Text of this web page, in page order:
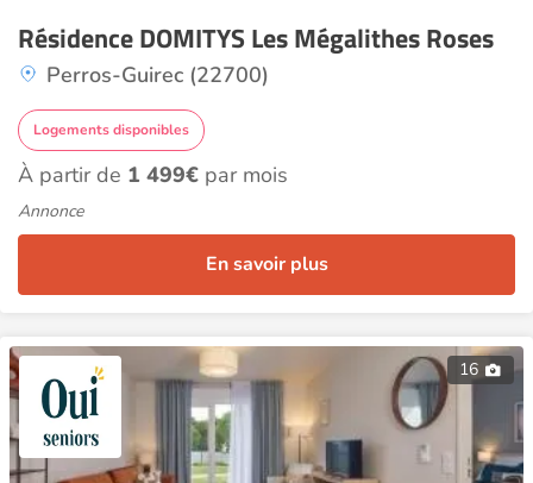
Résidence DOMITYS Les Mégalithes Roses
Perros-Guirec (22700)
Logements disponibles
À partir de 1 499€ par mois
Annonce
En savoir plus
16